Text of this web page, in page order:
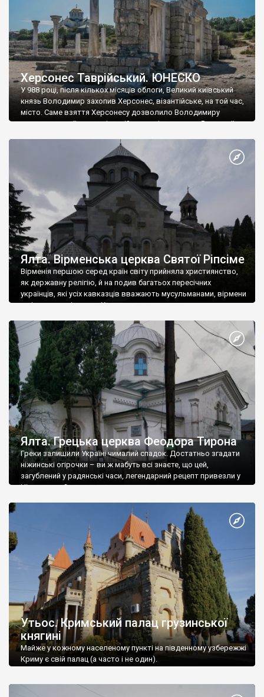
Херсонес Таврійський. ЮНЕСКО
У 988 році, після кількох місяців облоги, Великий київський
князь Володимир захопив Херсонес, візантійське, на той час,
місто. Саме взяття Херсонесу дозволило Володимиру
диктувати свої умови візантійському імператору Василю ІІ, та
Херсонесі Володимир-язичник, став Василем-християнином.
А потім було Хрещення Русі. На честь Херсонесу Таврійського
Ялта. Вірменська церква Святої Ріпсіме
Вірменія першою серед країн світу прийняла християнство,
як державну релігію, й на подив багатьох пересічних
українців, які усіх кавказців вважають мусульманами, вірмени
є відданими вірянами Христа
Ялта. Грецька церква Феодора Тирона
Греки залишили Україні чималий спадок. Достатньо згадати
ніжинські огірочки – ви ж мабуть всі знаєте, що цей,
загублений у радянські часи, легендарний рецепт привезли у
Ніжин греки?
Утьос. Кримський палац грузинської
княгині
Майже у кожному населеному пункті на південному узбережжі
Криму є свій палац (а часто і не один).